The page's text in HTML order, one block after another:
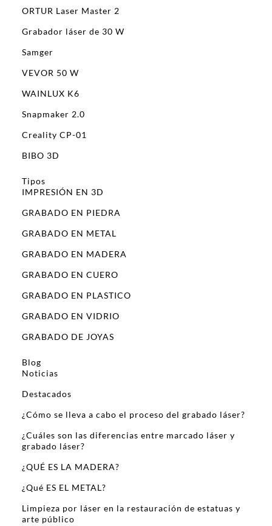
ORTUR Laser Master 2
Grabador láser de 30 W
Samger
VEVOR 50 W
WAINLUX K6
Snapmaker 2.0
Creality CP-01
BIBO 3D
Tipos
IMPRESIÓN EN 3D
GRABADO EN PIEDRA
GRABADO EN METAL
GRABADO EN MADERA
GRABADO EN CUERO
GRABADO EN PLASTICO
GRABADO EN VIDRIO
GRABADO DE JOYAS
Blog
Noticias
Destacados
¿Cómo se lleva a cabo el proceso del grabado láser?
¿Cuáles son las diferencias entre marcado láser y
grabado láser?
¿QUÉ ES LA MADERA?
¿Qué ES EL METAL?
Limpieza por láser en la restauración de estatuas y
arte público